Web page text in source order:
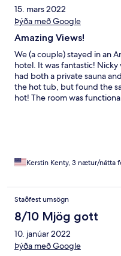
15. mars 2022
Þýða með Google
Amazing Views!
We (a couple) stayed in an
hotel. It was fantastic!
had both a private sauna
the hot tub, but found the
hot! The room was
experience. The hotel is
our stay, and we look
Aurora Collection! All of the
parking lot of the hotel
Kerstin Kenty, 3 nætur/nátta
Staðfest umsögn
8/10 Mjög gott
10. janúar 2022
Þýða með Google